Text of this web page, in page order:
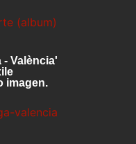
València'
imagen.